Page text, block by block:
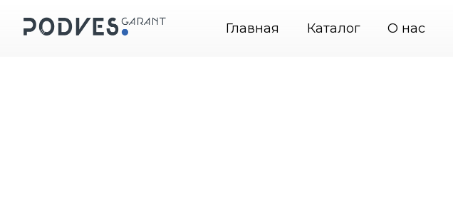
О нас
Каталог
Главная